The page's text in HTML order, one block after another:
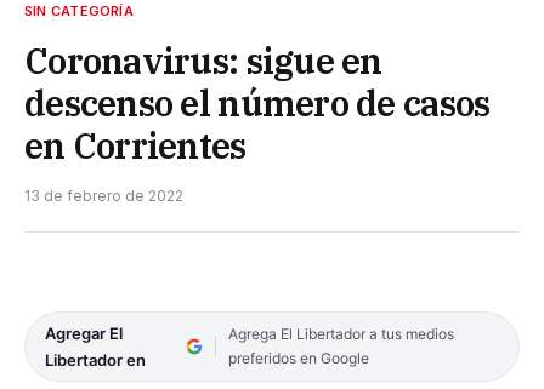
SIN CATEGORÍA
Coronavirus: sigue en
descenso el número de casos
en Corrientes
13 de febrero de 2022
Agregar El
Libertador en
Agrega El Libertador a tus medios
preferidos en Google